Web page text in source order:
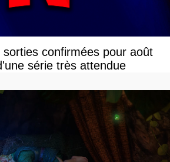
confirmées pour août
série très attendue